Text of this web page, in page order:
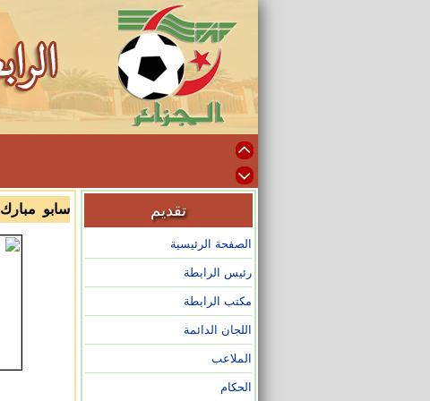
تقديم
الصفحة الرئيسية
رئيس الرابطة
مكتب الرابطة
اللجان الدائمة
الملاعب
الحكام
سابو مبارك